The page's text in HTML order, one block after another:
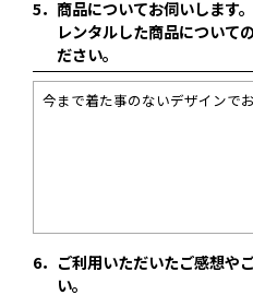
5． 商品についてお伺いします。
レンタルした商品について
ださい。
今まで着た事のないデザインで
6． ご利用いただいたご感想や
い。